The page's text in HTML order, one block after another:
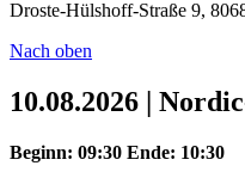
Droste-Hülshoff-Straße 9,
Nach oben
10.08.2026 |
Beginn: 09:30 Ende: 10:30